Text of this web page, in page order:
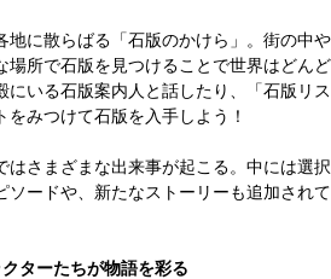
に散らばる「石版のかけら」。街の中や
場所で石版を見つけることで世界はどんど
にいる石版案内人と話したり、「石版リス
をみつけて石版を入手しよう！
さまざまな出来事が起こる。中には選択
ソードや、新たなストーリーも追加されて
ターたちが物語を彩る